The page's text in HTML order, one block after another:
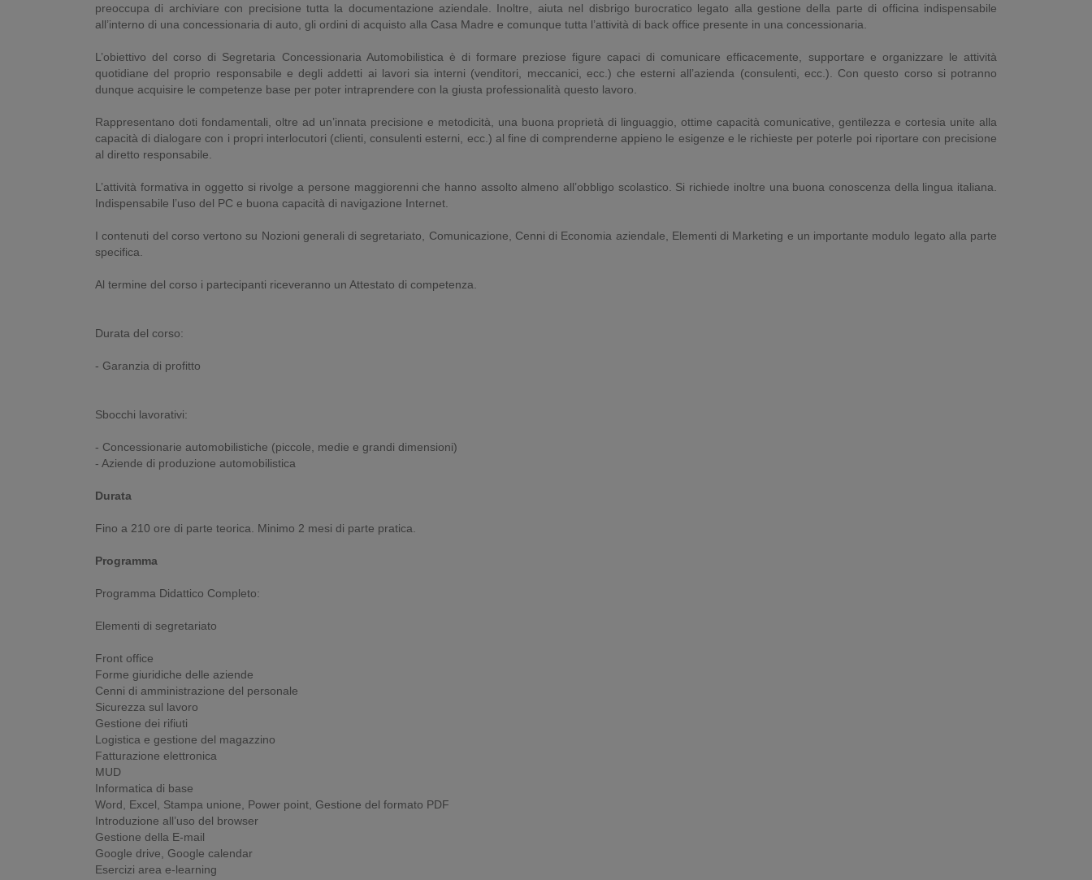
preoccupa di archiviare con precisione tutta la documentazione aziendale. Inoltre, aiuta nel disbrigo burocratico legato alla gestione della parte di officina indispensabile
all’interno di una concessionaria di auto, gli ordini di acquisto alla Casa Madre e comunque tutta l’attività di back office presente in una concessionaria.
L’obiettivo del corso di Segretaria Concessionaria Automobilistica è di formare preziose figure capaci di comunicare efficacemente, supportare e organizzare le attività
quotidiane del proprio responsabile e degli addetti ai lavori sia interni (venditori, meccanici, ecc.) che esterni all’azienda (consulenti, ecc.). Con questo corso si potranno
dunque acquisire le competenze base per poter intraprendere con la giusta professionalità questo lavoro.
Rappresentano doti fondamentali, oltre ad un’innata precisione e metodicità, una buona proprietà di linguaggio, ottime capacità comunicative, gentilezza e cortesia unite alla
capacità di dialogare con i propri interlocutori (clienti, consulenti esterni, ecc.) al fine di comprenderne appieno le esigenze e le richieste per poterle poi riportare con precisione
al diretto responsabile.
L’attività formativa in oggetto si rivolge a persone maggiorenni che hanno assolto almeno all’obbligo scolastico. Si richiede inoltre una buona conoscenza della lingua italiana.
Indispensabile l’uso del PC e buona capacità di navigazione Internet.
I contenuti del corso vertono su Nozioni generali di segretariato, Comunicazione, Cenni di Economia aziendale, Elementi di Marketing e un importante modulo legato alla parte
specifica.
Al termine del corso i partecipanti riceveranno un Attestato di competenza.
Durata del corso:
- Garanzia di profitto
Sbocchi lavorativi:
- Concessionarie automobilistiche (piccole, medie e grandi dimensioni)
- Aziende di produzione automobilistica
Durata
Fino a 210 ore di parte teorica. Minimo 2 mesi di parte pratica.
Programma
Programma Didattico Completo:
Elementi di segretariato
Front office
Forme giuridiche delle aziende
Cenni di amministrazione del personale
Sicurezza sul lavoro
Gestione dei rifiuti
Logistica e gestione del magazzino
Fatturazione elettronica
MUD
Informatica di base
Word, Excel, Stampa unione, Power point, Gestione del formato PDF
Introduzione all’uso del browser
Gestione della E-mail
Google drive, Google calendar
Esercizi area e-learning